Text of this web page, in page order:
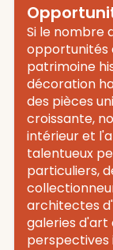
Si le nombre
opportunités
patrimoine
décoration
des pièces
croissante,
intérieur et
talentueux
particuliers,
architectes
galeries d'art
perspectives